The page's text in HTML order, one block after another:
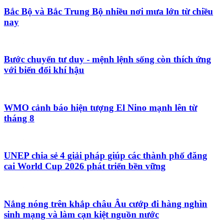
Bắc Bộ và Bắc Trung Bộ nhiều nơi mưa lớn từ chiều
nay
Bước chuyển tư duy - mệnh lệnh sống còn thích ứng
với biến đổi khí hậu
WMO cảnh báo hiện tượng El Nino mạnh lên từ
tháng 8
UNEP chia sẻ 4 giải pháp giúp các thành phố đăng
cai World Cup 2026 phát triển bền vững
Nắng nóng trên khắp châu Âu cướp đi hàng nghìn
sinh mạng và làm cạn kiệt nguồn nước